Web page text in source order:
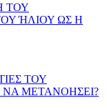
ΤΟΥ
ΉΛΙΟΥ ΩΣ Η
ΤΟΥ
ΝΑ ΜΕΤΑΝΟΗΣΕΙ?